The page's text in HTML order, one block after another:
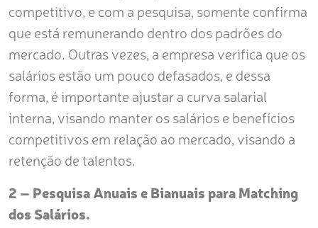
competitivo, e com a pesquisa, somente confirma
que está remunerando dentro dos padrões do
mercado. Outras vezes, a empresa verifica que os
salários estão um pouco defasados, e dessa
forma, é importante ajustar a curva salarial
interna, visando manter os salários e benefícios
competitivos em relação ao mercado, visando a
retenção de talentos.
2 – Pesquisa Anuais e Bianuais para Matching
dos Salários.